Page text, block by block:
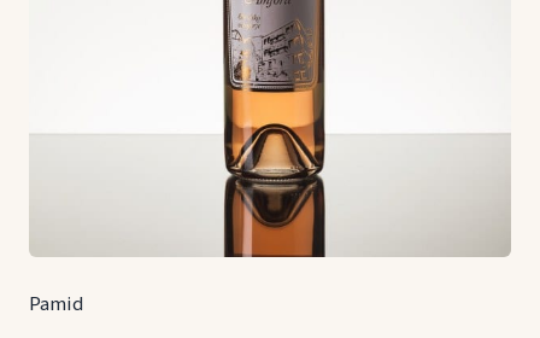
Pamid